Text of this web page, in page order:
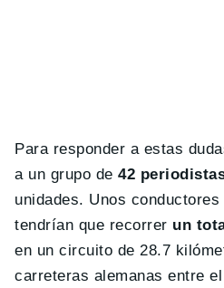
Para responder a estas
a un grupo de42
unidades. Unos
tendrían que recorrer un
en un circuito de 28.7
carreteras alemanas entre